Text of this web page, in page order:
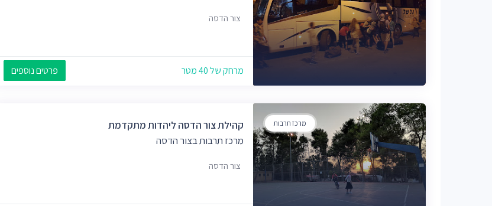
צור הדסה
מרחק של 40 מטר פרטים נוספים
מרכז תרבות
קהילת צור הדסה ליהדות מתקדמת
מרכז תרבות בצור הדסה
צור הדסה